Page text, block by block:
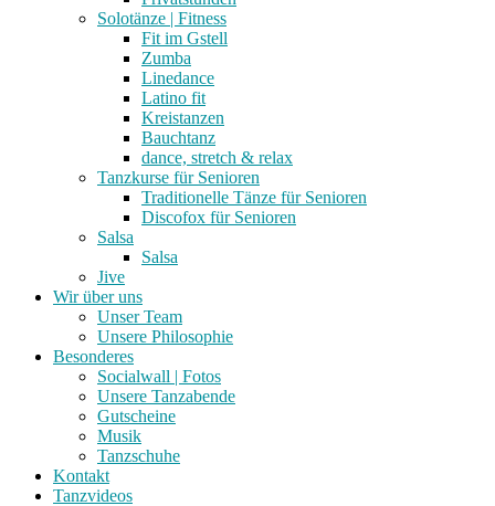
Solotänze | Fitness
Fit im Gstell
Zumba
Linedance
Latino fit
Kreistanzen
Bauchtanz
dance, stretch & relax
Tanzkurse für Senioren
Traditionelle Tänze für Senioren
Discofox für Senioren
Salsa
Salsa
Jive
Wir über uns
Unser Team
Unsere Philosophie
Besonderes
Socialwall | Fotos
Unsere Tanzabende
Gutscheine
Musik
Tanzschuhe
Kontakt
Tanzvideos